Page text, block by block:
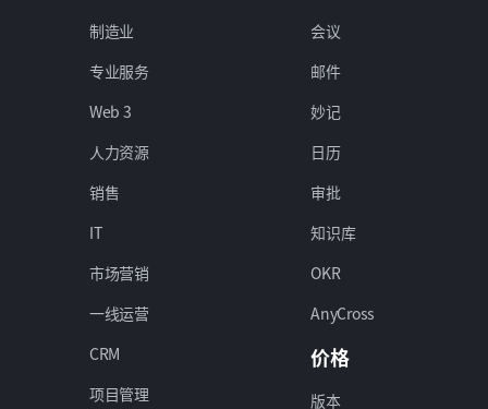
制造业
专业服务
Web 3
人力资源
销售
IT
市场营销
一线运营
CRM
项目管理
会议
邮件
妙记
日历
审批
知识库
OKR
AnyCross
价格
版本